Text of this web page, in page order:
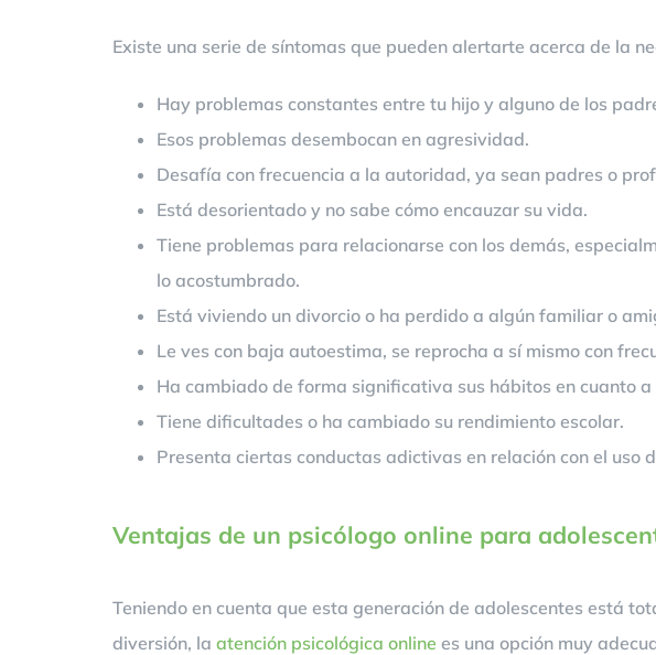
Existe una serie de síntomas que pueden alertarte acerca de la
Hay problemas constantes entre tu hijo y alguno de los
Esos problemas desembocan en agresividad.
Desafía con frecuencia a la autoridad, ya sean padres o
Está desorientado y no sabe cómo encauzar su vida.
Tiene problemas para relacionarse con los demás,
lo acostumbrado.
Está viviendo un divorcio o ha perdido a algún familiar o
Le ves con baja autoestima, se reprocha a sí mismo con
Ha cambiado de forma significativa sus hábitos en cuanto
Tiene dificultades o ha cambiado su rendimiento escolar.
Presenta ciertas conductas adictivas en relación con el uso
Ventajas de un psicólogo online para
Teniendo en cuenta que esta generación de adolescentes está
diversión, la atención psicológica online es una opción muy